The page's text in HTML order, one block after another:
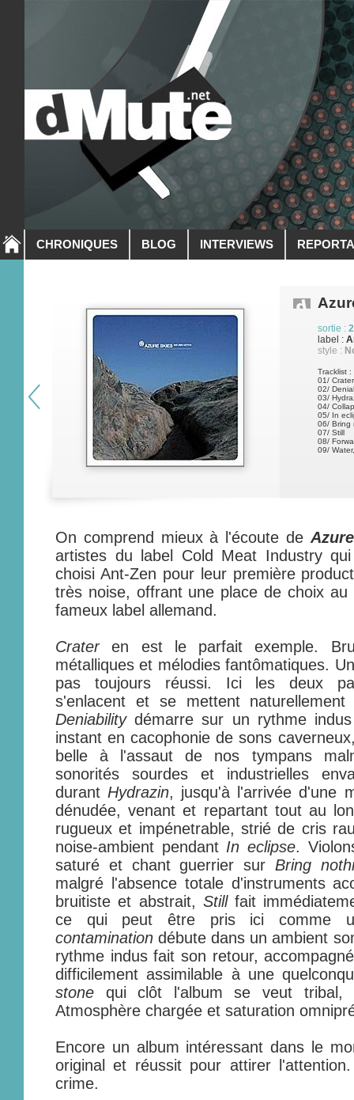
CHRONIQUES BLOG INTERVIEWS
sortie :
label :
style :
Tracklist :
01/ Crater
02/
03/
04/
05/ In
06/ Bring
07/ Still
08/
09/
On comprend mieux à l'écoute de
artistes du label Cold Meat Industry
choisi Ant-Zen pour leur première
très noise, offrant une place de choix
fameux label allemand.
Crateren est le parfait exemple.
métalliques et mélodies fantômatiques.
pas toujours réussi. Ici les deux
s'enlacent et se mettent
Deniabilitydémarre sur un rythme
instant en cacophonie de sons
belle à l'assaut de nos tympans
sonorités sourdes et industrielles
durant Hydrazin, jusqu'à l'arrivée d'une
dénudée, venant et repartant tout au
rugueux et impénetrable, strié de cris
noise-ambient pendant In eclipse.
saturé et chant guerrier sur Bring
malgré l'absence totale d'instruments
bruitiste et abstrait, Stillfait
ce qui peut être pris ici comme
contamination débute dans un ambient
rythme indus fait son retour,
difficilement assimilable à une
stone qui clôt l'album se veut tribal,
Atmosphère chargée et saturation
Encore un album intéressant dans le
original et réussit pour attirer
crime.